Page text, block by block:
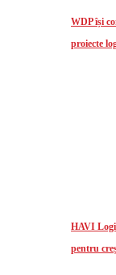
WDP își
proiecte
HAVI
pentru